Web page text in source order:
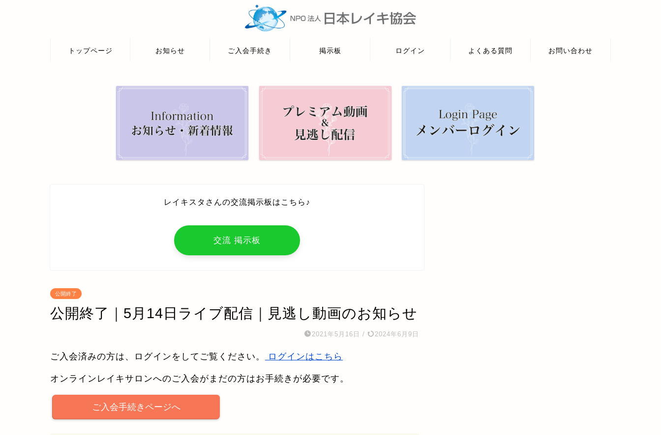
トップページ お知らせ ご入会手続き 掲示板 ログイン よくある質問 お問い合わせ
レイキスタさんの交流掲示板はこちら♪
交流 掲示板
公開終了
公開終了｜5月14日ライブ配信｜見逃し動画のお知らせ
2021年5月16日 / 2024年6月9日
ご入会済みの方は、ログインをしてご覧ください。 ログインはこちら
オンラインレイキサロンへのご入会がまだの方はお手続きが必要です。
ご入会手続きページへ